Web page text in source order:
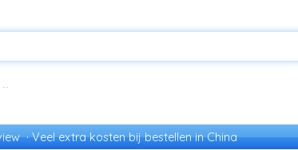
Veel extra kosten bij bestellen in China